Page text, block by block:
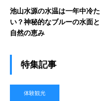
池山水源の水温は一年中冷た
い？神秘的なブルーの水面と
自然の恵み
特集記事
体験観光